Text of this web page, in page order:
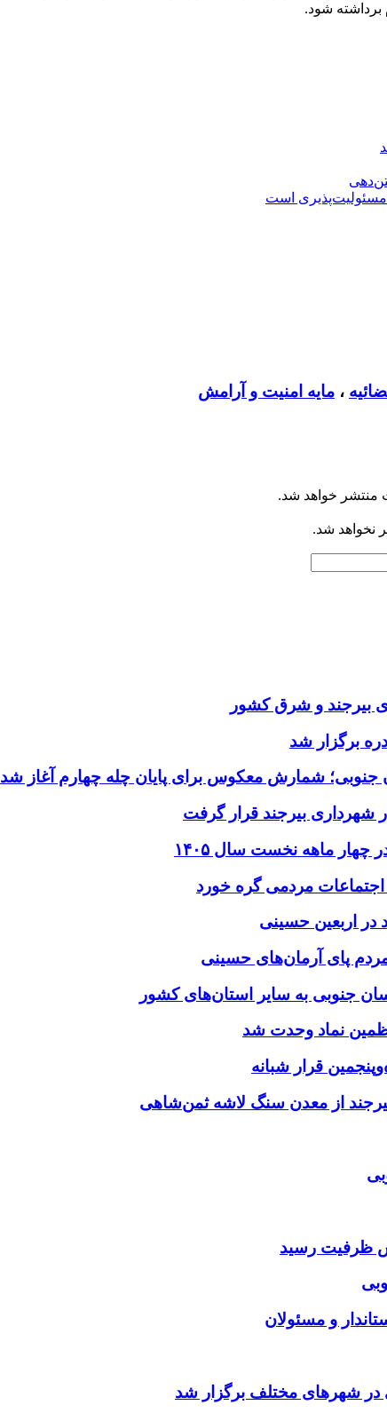
شود.
مسئولیت‌پذیری است
، مایه امنیت و آرامش
منتشر خواهد شد.
نخواهد شد.
بیرجند و شرق کشور
برگزار شد
شمارش معکوس برای پایان چله چهارم آغاز شد
شهرداری بیرجند قرار گرفت
در اربعین حسینی
قرار شبانه
از معدن سنگ لاشه ثمن‌شاهی
ظرفیت رسید
در شهرهای مختلف برگزار شد